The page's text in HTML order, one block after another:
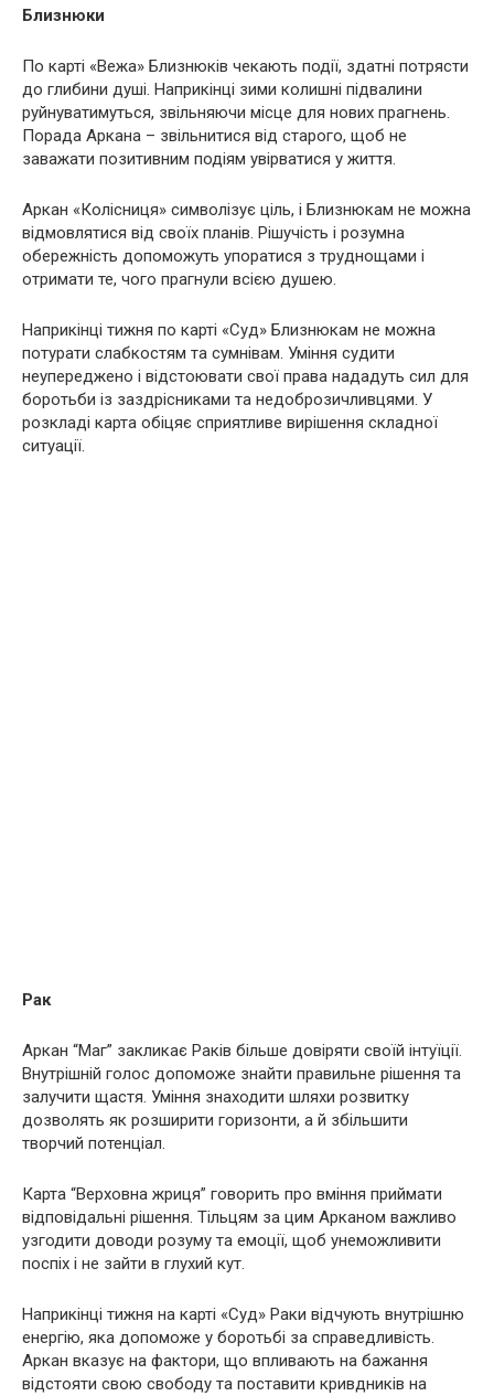
Близнюки
По карті «Вежа» Близнюків чекають події, здатні потрясти
до глибини душі. Наприкінці зими колишні підвалини
руйнуватимуться, звільняючи місце для нових прагнень.
Порада Аркана – звільнитися від старого, щоб не
заважати позитивним подіям увірватися у життя.
Аркан «Колісниця» символізує ціль, і Близнюкам не можна
відмовлятися від своїх планів. Рішучість і розумна
обережність допоможуть упоратися з труднощами і
отримати те, чого прагнули всією душею.
Наприкінці тижня по карті «Суд» Близнюкам не можна
потурати слабкостям та сумнівам. Уміння судити
неупереджено і відстоювати свої права нададуть сил для
боротьби із заздрісниками та недоброзичливцями. У
розкладі карта обіцяє сприятливе вирішення складної
ситуації.
Рак
Аркан “Маг” закликає Раків більше довіряти своїй інтуїції.
Внутрішній голос допоможе знайти правильне рішення та
залучити щастя. Уміння знаходити шляхи розвитку
дозволять як розширити горизонти, а й збільшити
творчий потенціал.
Карта “Верховна жриця” говорить про вміння приймати
відповідальні рішення. Тільцям за цим Арканом важливо
узгодити доводи розуму та емоції, щоб унеможливити
поспіх і не зайти в глухий кут.
Наприкінці тижня на карті «Суд» Раки відчують внутрішню
енергію, яка допоможе у боротьбі за справедливість.
Аркан вказує на фактори, що впливають на бажання
відстояти свою свободу та поставити кривдників на